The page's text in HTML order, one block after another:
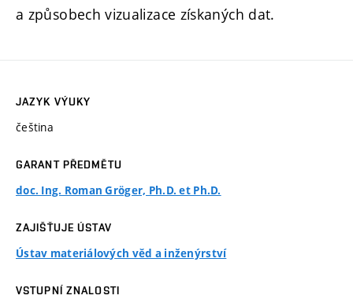
a způsobech vizualizace získaných dat.
JAZYK VÝUKY
čeština
GARANT PŘEDMĚTU
doc. Ing. Roman Gröger, Ph.D. et Ph.D.
ZAJIŠŤUJE ÚSTAV
Ústav materiálových věd a inženýrství
VSTUPNÍ ZNALOSTI